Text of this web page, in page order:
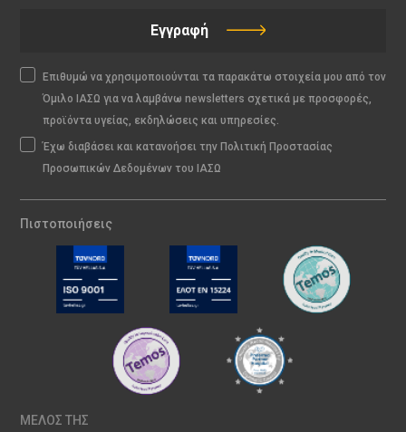
Εγγραφή
Επιθυμώ να χρησιμοποιούνται τα παρακάτω στοιχεία μου από τον
Όμιλο ΙΑΣΩ για να λαμβάνω newsletters σχετικά με προσφορές,
προϊόντα υγείας, εκδηλώσεις και υπηρεσίες.
Έχω διαβάσει και κατανοήσει την Πολιτική Προστασίας
Προσωπικών Δεδομένων του ΙΑΣΩ
Πιστοποιήσεις
ΜΕΛΟΣ ΤΗΣ